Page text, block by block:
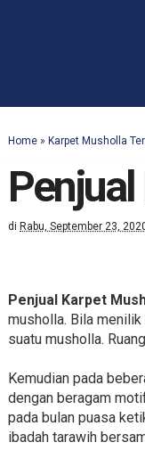
Home » Karpet Musholla
di Rabu, September 23,
Penjual Karpet
musholla. Bila menilik
suatu musholla.
Kemudian pada
dengan beragam
pada bulan puasa
ibadah tarawih